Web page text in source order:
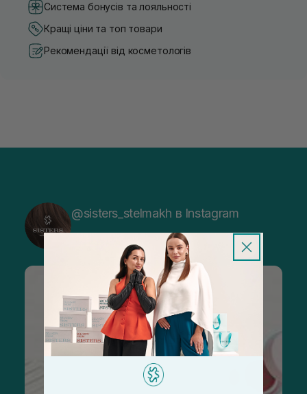
Система бонусів та лояльності
Кращі ціни та топ товари
Рекомендації від косметологів
@sisters_stelmakh в Instagram